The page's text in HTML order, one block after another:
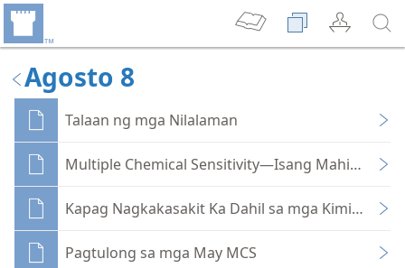
Agosto 8
Talaan ng mga Nilalaman
Multiple Chemical Sensitivity—Isang
Kapag Nagkakasakit Ka Dahil sa mga Kimikal
Pagtulong sa mga May MCS